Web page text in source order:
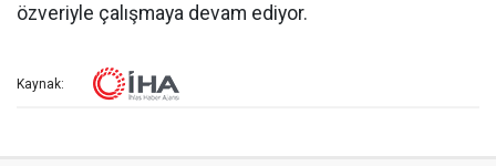
özveriyle çalışmaya devam ediyor.
Kaynak: